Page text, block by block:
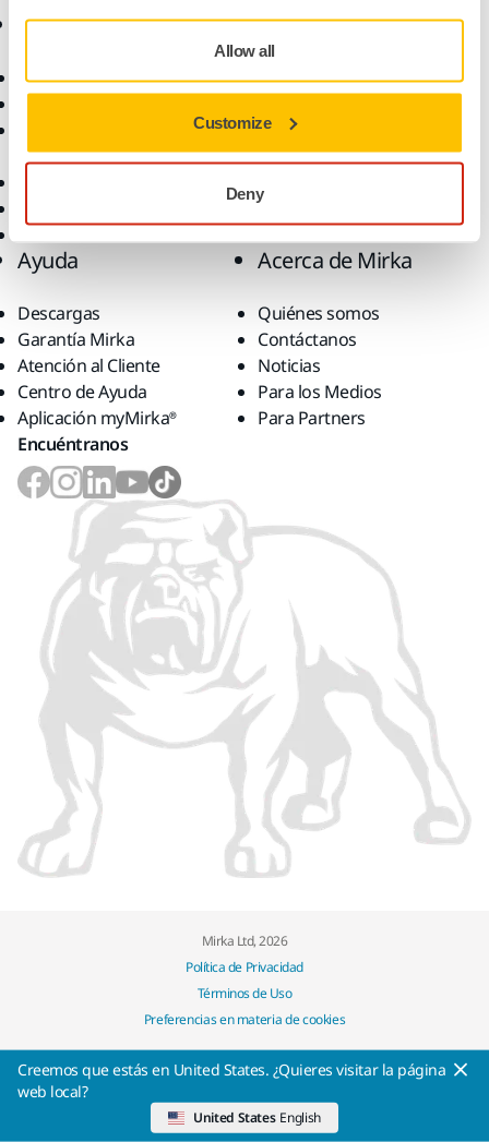
Allow all
Customize
Deny
Productos
Máquinas
Pulido
Sectores y
Aplicaciones
Aplicaciones
Soluciones
Ayuda
Descargas
Garantía Mirka
Atención al Cliente
Centro de Ayuda
Aplicación myMirka®
Acerca de Mirka
Quiénes somos
Contáctanos
Noticias
Para los Medios
Para Partners
Encuéntranos
Mirka Ltd, 2026
Política de Privacidad
Términos de Uso
Preferencias en materia de cookies
Creemos que estás en United States. ¿Quieres visitar la página
web local?
United States English